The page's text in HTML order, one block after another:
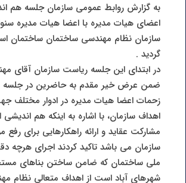
به گزارش روابط عمومی سازمان جلسه هم
اعضای هیات مدیره با اعضا هیات مدیره
سازمان نظام مهندسی ساختمان ساختمان
گردید .
در ابتدای این جلسه ریاست سازمان آقای
ضمن عرض خیر مقدم به حاضرین در جلسه و
زحمات اعضا هیات مدیره در ادوار مختلف
اهداف سازمان، با اشاره به اینکه هم اندیشی
مشارکت عقاید و ارائه راهکارهایی برای
سازمان می باشد تاکید کردند اجرای هرچه
ملی ساختمان که ضامن ساختن بناهای
شهرهای آباد است از اهداف متعالی نظام